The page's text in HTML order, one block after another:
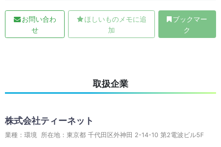
お問い合わ
せ
ほしいものメモに追
加
ブックマー
ク
取扱企業
株式会社ティーネット
業種：環境 所在地：東京都 千代田区外神田 2-14-10 第2電波ビル5F